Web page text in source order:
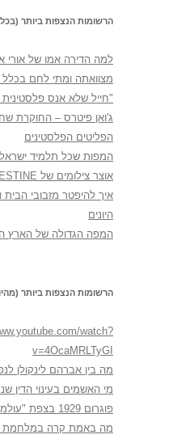
הרשומות הנצפות ביותר
למה הדירה אמו של אורי
מצוואתה ומתי לחם
"חייל שלא אנס פלסטינית
ג'ואן פיטרס – החוקרת
הפליטים הפלסטינים
המפות שכל תלמיד
אוצר צילומים של PALESTINE הריקה
איך להיפטר מזבובי הבית
היונים
המפה הגדולה של הארץ
הרשומות הנצפות ביותר
watch?
v=4OcaMRLTyGI
מה בין אברהם לינקולן
מי האשמים בעינוי הדין
פוגרום 1929 בצפת "עולמנו חרב עלינו"
מה באמת קרה במלחמת